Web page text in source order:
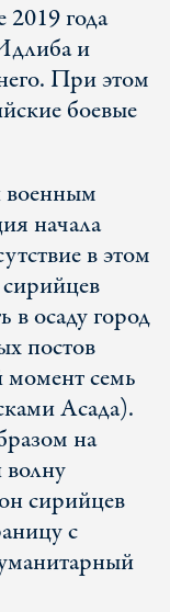
2019 года
и
При этом
боевые
военным
начала
в этом
в осаду город
постов
семь
Асада).
на
сирийцев
с